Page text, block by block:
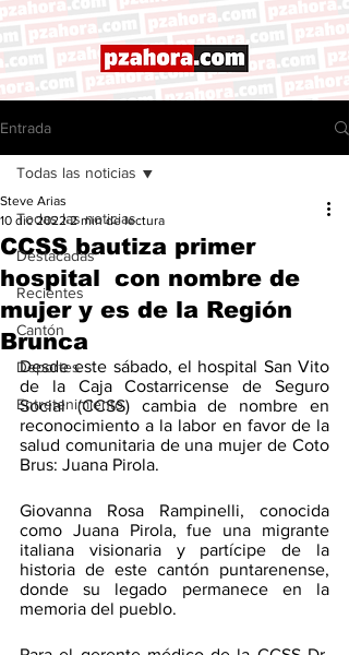
Entrada
Todas las noticias
Destacadas
Recientes
Cantón
Deportes
Entretenimiento
Todas las noticias
CCSS bautiza primer
hospital con nombre de
mujer y es de la Región
Brunca
Steve Arias
10 dic 2022 2 min de lectura
Desde este sábado, el hospital San Vito
de la Caja Costarricense de Seguro
Social (CCSS) cambia de nombre en
reconocimiento a la labor en favor de la
salud comunitaria de una mujer de Coto
Brus: Juana Pirola.
Giovanna Rosa Rampinelli, conocida
como Juana Pirola, fue una migrante
italiana visionaria y partícipe de la
historia de este cantón puntarenense,
donde su legado permanece en la
memoria del pueblo.